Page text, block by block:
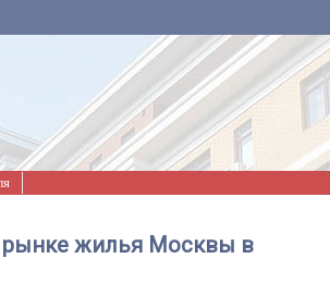
рынке жилья Москвы в